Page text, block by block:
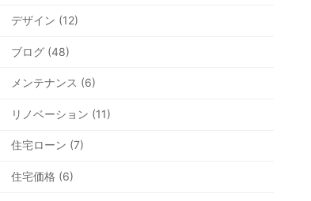
デザイン (12)
ブログ (48)
メンテナンス (6)
リノベーション (11)
住宅ローン (7)
住宅価格 (6)